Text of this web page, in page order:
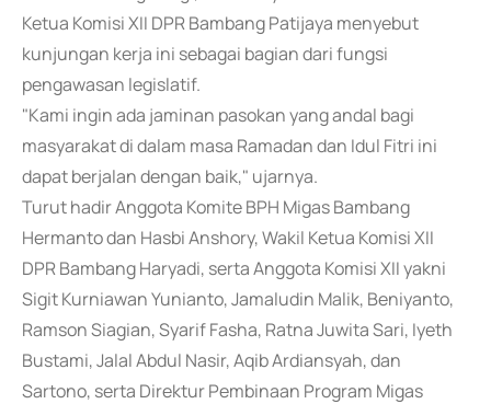
Ketua Komisi XII DPR Bambang Patijaya menyebut
kunjungan kerja ini sebagai bagian dari fungsi
pengawasan legislatif.
"Kami ingin ada jaminan pasokan yang andal bagi
masyarakat di dalam masa Ramadan dan Idul Fitri ini
dapat berjalan dengan baik," ujarnya.
Turut hadir Anggota Komite BPH Migas Bambang
Hermanto dan Hasbi Anshory, Wakil Ketua Komisi XII
DPR Bambang Haryadi, serta Anggota Komisi XII yakni
Sigit Kurniawan Yunianto, Jamaludin Malik, Beniyanto,
Ramson Siagian, Syarif Fasha, Ratna Juwita Sari, Iyeth
Bustami, Jalal Abdul Nasir, Aqib Ardiansyah, dan
Sartono, serta Direktur Pembinaan Program Migas